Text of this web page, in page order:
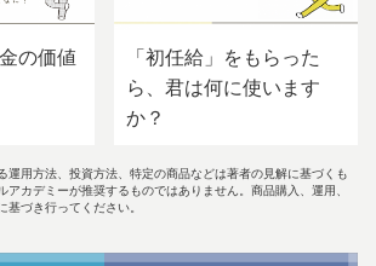
の価値
「初任給」をもらった
ら、君は何に使います
か？
運用方法、投資方法、特定の商品などは著者の見解に基づくも
カデミーが推奨するものではありません。商品購入、運用、
づき行ってください。